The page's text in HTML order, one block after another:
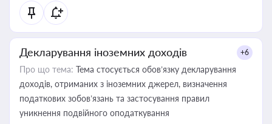
Декларування іноземних доходів +6
Про що тема: Тема стосується обов’язку декларування
доходів, отриманих з іноземних джерел, визначення
податкових зобов’язань та застосування правил
уникнення подвійного оподаткування